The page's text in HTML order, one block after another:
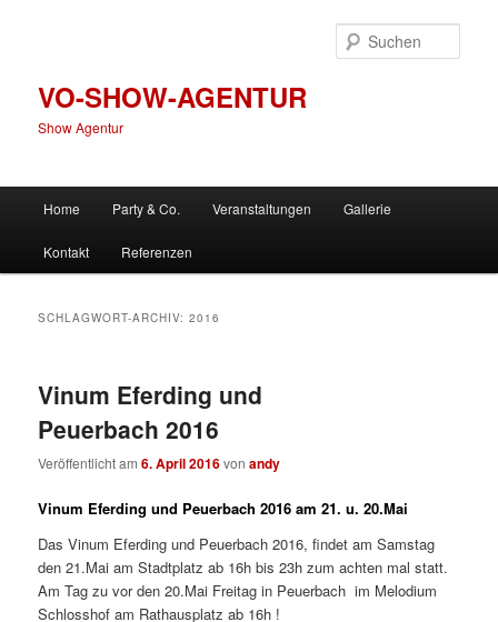
VO-SHOW-AGENTUR
Show Agentur
Home Party & Co. Veranstaltungen Gallerie
Kontakt Referenzen
SCHLAGWORT-ARCHIV:2016
Vinum Eferding und
Peuerbach 2016
Veröffentlicht am6. April 2016vonandy
Vinum Eferding und Peuerbach 2016 am 21. u. 20.Mai
Das Vinum Eferding und Peuerbach 2016, findet am Samstag
den 21.Mai am Stadtplatz ab 16h bis 23h zum achten mal statt.
Am Tag zu vor den 20.Mai Freitag in Peuerbach im Melodium
Schlosshof am Rathausplatz ab 16h !